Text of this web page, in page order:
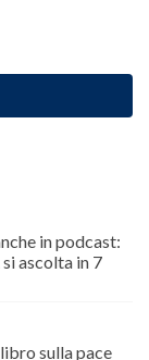
in podcast:
si ascolta in 7
sulla pace